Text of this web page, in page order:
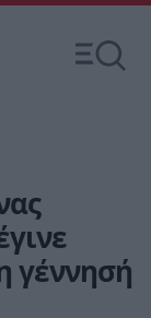
γέννησή